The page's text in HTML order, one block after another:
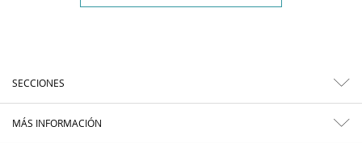
SECCIONES
MÁS INFORMACIÓN